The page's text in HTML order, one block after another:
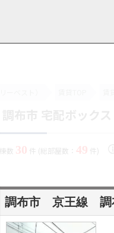
棟数 30 件 (総部屋数： 49 件)
調布市 京王線